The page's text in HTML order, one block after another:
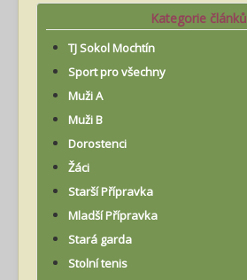
Kategorie článků
TJ Sokol Mochtín
Sport pro všechny
Muži A
Muži B
Dorostenci
Žáci
Starší Přípravka
Mladší Přípravka
Stará garda
Stolní tenis